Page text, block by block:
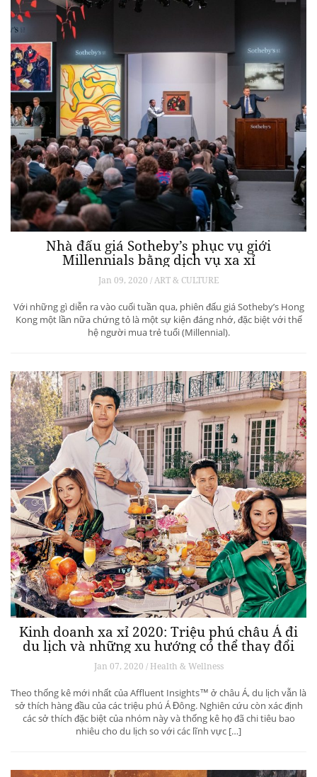
Nhà đấu giá Sotheby’s phục vụ giới
Millennials bằng dịch vụ xa xỉ
Jan 09, 2020 / ART & CULTURE
Với những gì diễn ra vào cuối tuần qua, phiên đấu giá Sotheby’s Hong
Kong một lần nữa chứng tỏ là một sự kiện đáng nhớ, đặc biệt với thế
hệ người mua trẻ tuổi (Millennial).
Kinh doanh xa xỉ 2020: Triệu phú châu Á đi
du lịch và những xu hướng có thể thay đổi
ngành du lịch thượng lưu
Jan 07, 2020 / Health & Wellness
Theo thống kê mới nhất của Affluent Insights™ ở châu Á, du lịch vẫn là
sở thích hàng đầu của các triệu phú Á Đông. Nghiên cứu còn xác định
các sở thích đặc biệt của nhóm này và thống kê họ đã chi tiêu bao
nhiêu cho du lịch so với các lĩnh vực […]